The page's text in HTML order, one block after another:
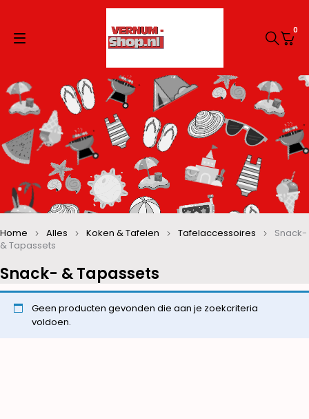
0
Snack- & Tapassets
Home Alles Koken & Tafelen Tafelaccessoires
Snack-
& Tapassets
Geen producten gevonden die aan je zoekcriteria
voldoen.